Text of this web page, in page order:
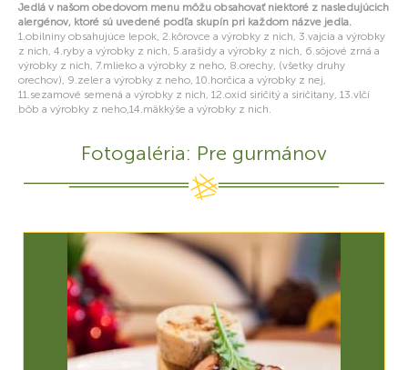
Jedlá v našom obedovom menu môžu obsahovať niektoré z nasledujúcich
alergénov, ktoré sú uvedené podľa skupín pri každom názve jedla.
1.obilniny obsahujúce lepok, 2.kôrovce a výrobky z nich, 3.vajcia a výrobky
z nich, 4.ryby a výrobky z nich, 5.arašidy a výrobky z nich, 6.sójové zrná a
výrobky z nich, 7.mlieko a výrobky z neho, 8.orechy, (všetky druhy
orechov), 9.zeler a výrobky z neho, 10.horčica a výrobky z nej,
11.sezamové semená a výrobky z nich, 12.oxid siričitý a siričitany, 13.vlčí
bôb a výrobky z neho,14.mäkkýše a výrobky z nich.
Fotogaléria: Pre gurmánov